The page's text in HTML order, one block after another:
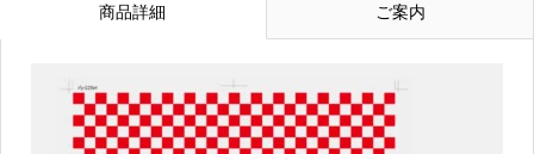
商品詳細 ご案内